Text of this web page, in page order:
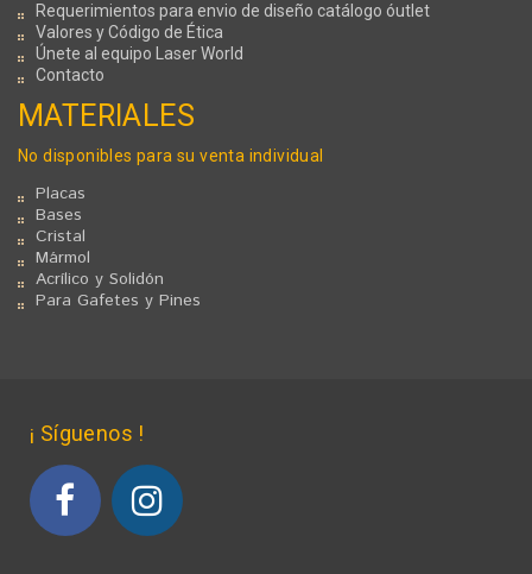
Requerimientos para envio de diseño catálogo óutlet
Valores y Código de Ética
Únete al equipo Laser World
Contacto
MATERIALES
No disponibles para su venta individual
Placas
Bases
Cristal
Mármol
Acrílico y Solidón
Para Gafetes y Pines
¡ Síguenos !